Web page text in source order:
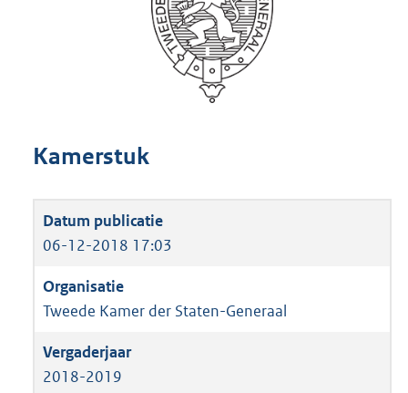
Kamerstuk
06-12-2018 17:03
Tweede Kamer der Staten-Generaal
2018-2019